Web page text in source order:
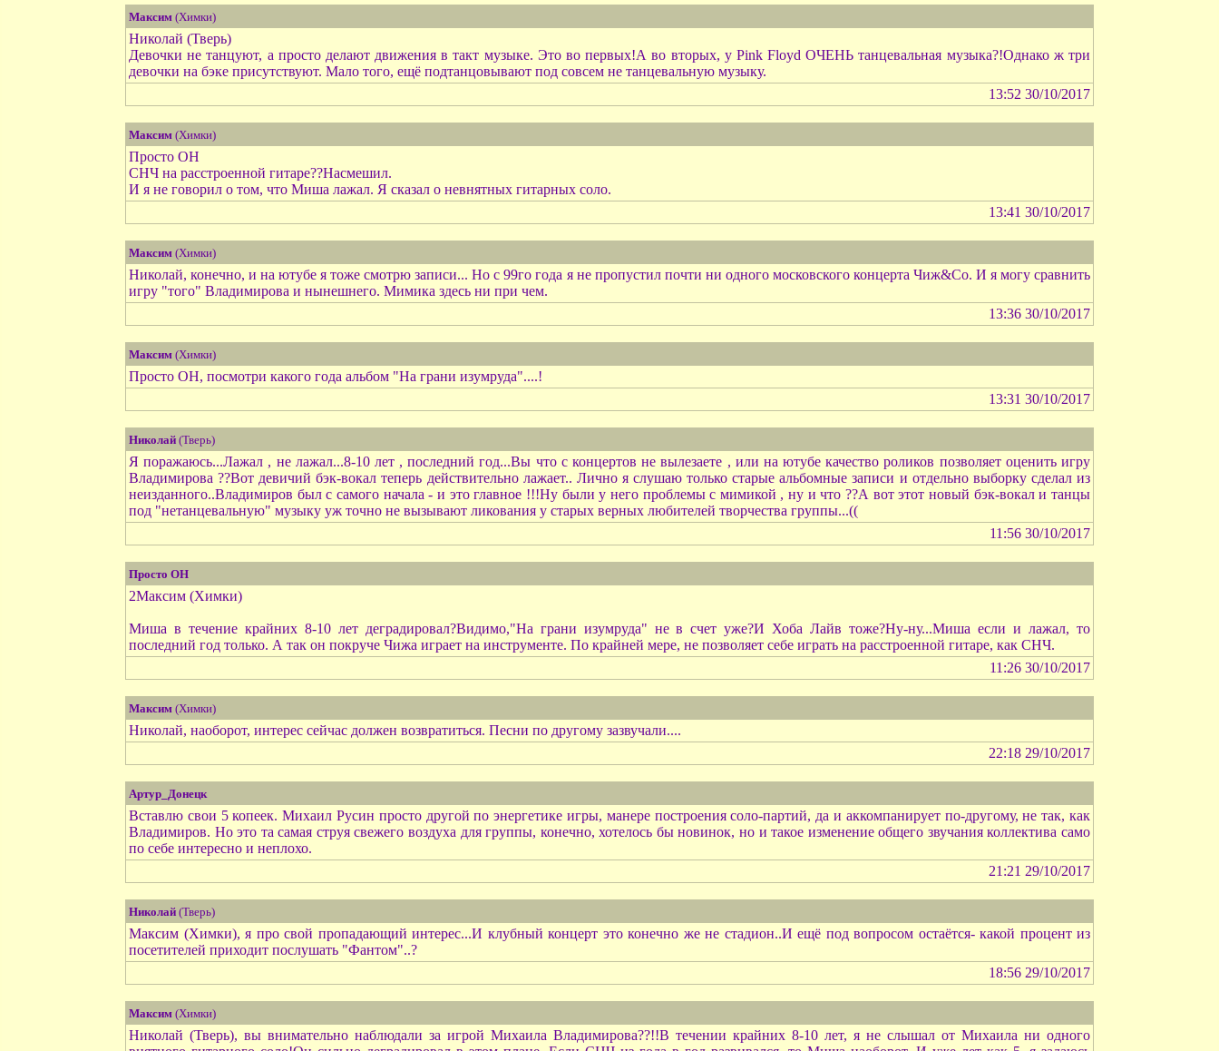
Максим (Химки)
Николай (Тверь)
Девочки не танцуют, а просто делают движения в такт музыке. Это во первых!А во вторых, у Pink Floyd ОЧЕНЬ танцевальная музыка?!Однако ж три
девочки на бэке присутствуют. Мало того, ещё подтанцовывают под совсем не танцевальную музыку.
13:52 30/10/2017
Максим (Химки)
Просто ОН
СНЧ на расстроенной гитаре??Насмешил.
И я не говорил о том, что Миша лажал. Я сказал о невнятных гитарных соло.
13:41 30/10/2017
Максим (Химки)
Николай, конечно, и на ютубе я тоже смотрю записи... Но с 99го года я не пропустил почти ни одного московского концерта Чиж&Co. И я могу сравнить
игру "того" Владимирова и нынешнего. Мимика здесь ни при чем.
13:36 30/10/2017
Максим (Химки)
Просто ОН, посмотри какого года альбом "На грани изумруда"....!
13:31 30/10/2017
Николай (Тверь)
Я поражаюсь...Лажал , не лажал...8-10 лет , последний год...Вы что с концертов не вылезаете , или на ютубе качество роликов позволяет оценить игру
Владимирова ??Вот девичий бэк-вокал теперь действительно лажает.. Лично я слушаю только старые альбомные записи и отдельно выборку сделал из
неизданного..Владимиров был с самого начала - и это главное !!!Ну были у него проблемы с мимикой , ну и что ??А вот этот новый бэк-вокал и танцы
под "нетанцевальную" музыку уж точно не вызывают ликования у старых верных любителей творчества группы...((
11:56 30/10/2017
Просто ОН
2Максим (Химки)
Миша в течение крайних 8-10 лет деградировал?Видимо,"На грани изумруда" не в счет уже?И Хоба Лайв тоже?Ну-ну...Миша если и лажал, то
последний год только. А так он покруче Чижа играет на инструменте. По крайней мере, не позволяет себе играть на расстроенной гитаре, как СНЧ.
11:26 30/10/2017
Максим (Химки)
Николай, наоборот, интерес сейчас должен возвратиться. Песни по другому зазвучали....
22:18 29/10/2017
Артур_Донецк
Вставлю свои 5 копеек. Михаил Русин просто другой по энергетике игры, манере построения соло-партий, да и аккомпанирует по-другому, не так, как
Владимиров. Но это та самая струя свежего воздуха для группы, конечно, хотелось бы новинок, но и такое изменение общего звучания коллектива само
по себе интересно и неплохо.
21:21 29/10/2017
Николай (Тверь)
Максим (Химки), я про свой пропадающий интерес...И клубный концерт это конечно же не стадион..И ещё под вопросом остаётся- какой процент из
посетителей приходит послушать "Фантом"..?
18:56 29/10/2017
Максим (Химки)
Николай (Тверь), вы внимательно наблюдали за игрой Михаила Владимирова??!!В течении крайних 8-10 лет, я не слышал от Михаила ни одного